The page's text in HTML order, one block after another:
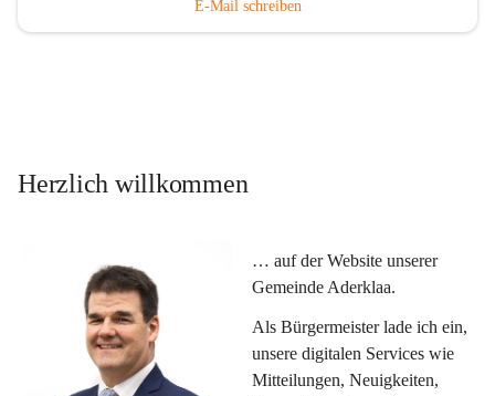
E-Mail schreiben
Herzlich willkommen
… auf der Website unserer
Gemeinde Aderklaa.
Als Bürgermeister lade ich ein,
unsere digitalen Services wie
Mitteilungen, Neuigkeiten,